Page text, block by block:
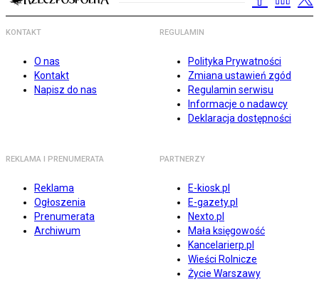
KONTAKT
O nas
Kontakt
Napisz do nas
REGULAMIN
Polityka Prywatności
Zmiana ustawień zgód
Regulamin serwisu
Informacje o nadawcy
Deklaracja dostępności
REKLAMA I PRENUMERATA
Reklama
Ogłoszenia
Prenumerata
Archiwum
PARTNERZY
E-kiosk.pl
E-gazety.pl
Nexto.pl
Mała księgowość
Kancelarierp.pl
Wieści Rolnicze
Życie Warszawy